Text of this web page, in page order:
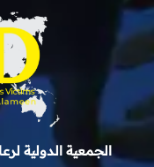
الجمعية الدولية